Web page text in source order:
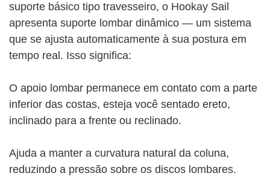
suporte básico tipo travesseiro, o Hookay Sail
apresenta suporte lombar dinâmico — um sistema
que se ajusta automaticamente à sua postura em
tempo real. Isso significa:
O apoio lombar permanece em contato com a parte
inferior das costas, esteja você sentado ereto,
inclinado para a frente ou reclinado.
Ajuda a manter a curvatura natural da coluna,
reduzindo a pressão sobre os discos lombares.